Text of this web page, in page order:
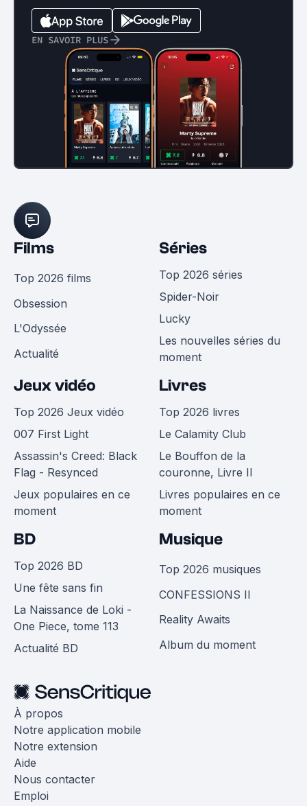
EN SAVOIR PLUS
Films
Top 2026 films
Obsession
L'Odyssée
Actualité
Séries
Top 2026 séries
Spider-Noir
Lucky
Les nouvelles séries du
moment
Jeux vidéo
Top 2026 Jeux vidéo
007 First Light
Assassin's Creed: Black
Flag - Resynced
Jeux populaires en ce
moment
Livres
Top 2026 livres
Le Calamity Club
Le Bouffon de la
couronne, Livre II
Livres populaires en ce
moment
BD
Top 2026 BD
Une fête sans fin
La Naissance de Loki -
One Piece, tome 113
Actualité BD
Musique
Top 2026 musiques
CONFESSIONS II
Reality Awaits
Album du moment
À propos
Notre application mobile
Notre extension
Aide
Nous contacter
Emploi